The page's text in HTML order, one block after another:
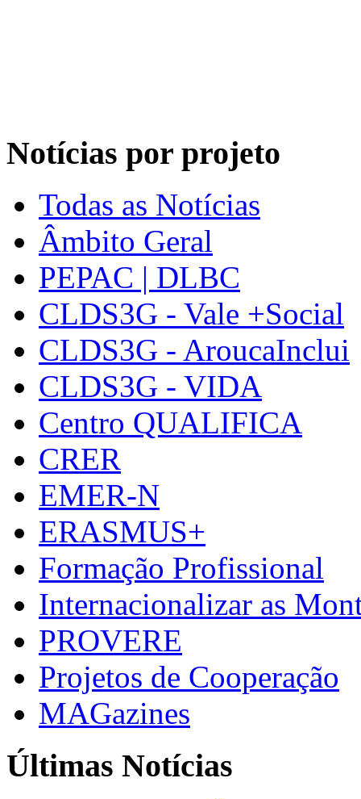
Notícias por projeto
Todas as Notícias
Âmbito Geral
PEPAC | DLBC
CLDS3G - Vale +Social
CLDS3G - AroucaInclui
CLDS3G - VIDA
Centro QUALIFICA
CRER
EMER-N
ERASMUS+
Formação Profissional
Internacionalizar as
PROVERE
Projetos de Cooperação
MAGazines
Últimas Notícias